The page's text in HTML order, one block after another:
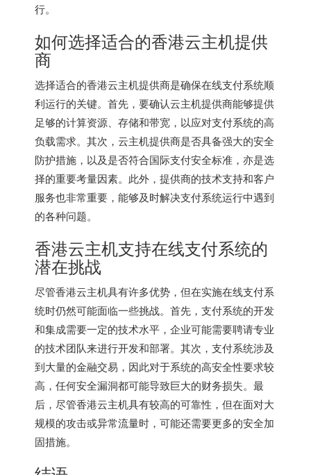
行。
如何选择适合的香港云主机提供
商
选择适合的香港云主机提供商是确保在线支付系统顺
利运行的关键。首先，要确认云主机提供商能够提供
足够的计算资源、存储和带宽，以应对支付系统的高
负载需求。其次，云主机提供商是否具备强大的安全
防护措施，以及是否符合国际支付安全标准，亦是选
择的重要考量因素。此外，提供商的技术支持和客户
服务也非常重要，能够及时解决支付系统运行中遇到
的各种问题。
香港云主机支持在线支付系统的
潜在挑战
尽管香港云主机具有许多优势，但在实施在线支付系
统时仍然可能面临一些挑战。首先，支付系统的开发
和集成需要一定的技术水平，企业可能需要聘请专业
的技术团队来进行开发和部署。其次，支付系统涉及
到大量的金融交易，因此对于系统的高安全性要求较
高，任何安全漏洞都可能导致巨大的财务损失。最
后，尽管香港云主机具有较高的可靠性，但在面对大
规模的攻击或异常流量时，可能还需要更多的安全加
固措施。